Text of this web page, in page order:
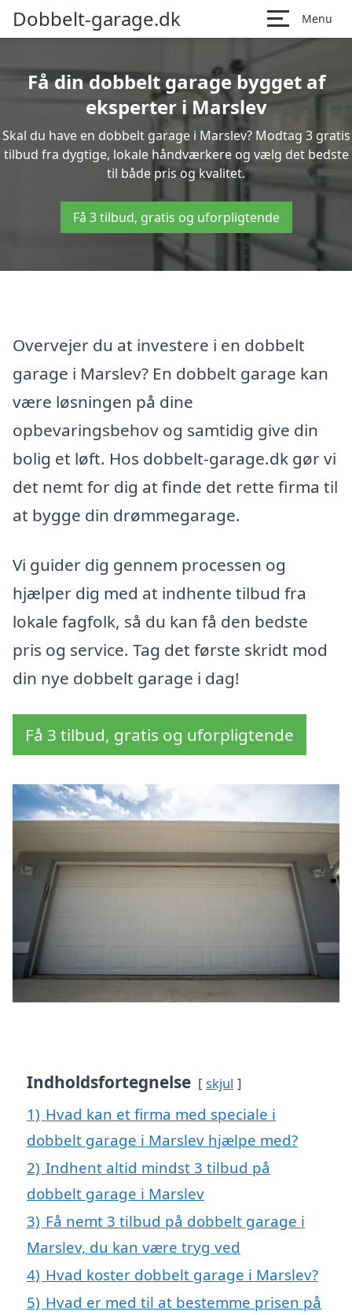
Dobbelt-garage.dk Menu
Få din dobbelt garage bygget af
eksperter i Marslev
Skal du have en dobbelt garage i Marslev? Modtag 3 gratis
tilbud fra dygtige, lokale håndværkere og vælg det bedste
til både pris og kvalitet.
Få 3 tilbud, gratis og uforpligtende
Overvejer du at investere i en dobbelt
garage i Marslev? En dobbelt garage kan
være løsningen på dine
opbevaringsbehov og samtidig give din
bolig et løft. Hos dobbelt-garage.dk gør vi
det nemt for dig at finde det rette firma til
at bygge din drømmegarage.
Vi guider dig gennem processen og
hjælper dig med at indhente tilbud fra
lokale fagfolk, så du kan få den bedste
pris og service. Tag det første skridt mod
din nye dobbelt garage i dag!
Få 3 tilbud, gratis og uforpligtende
Indholdsfortegnelse skjul
1) Hvad kan et firma med speciale i
dobbelt garage i Marslev hjælpe med?
2) Indhent altid mindst 3 tilbud på
dobbelt garage i Marslev
3) Få nemt 3 tilbud på dobbelt garage i
Marslev, du kan være tryg ved
4) Hvad koster dobbelt garage i Marslev?
5) Hvad er med til at bestemme prisen på